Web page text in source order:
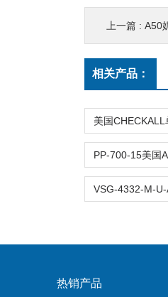
上一篇 : A50
相关产品：
热销产品